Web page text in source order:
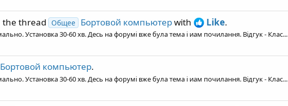
the thread Общее Бортовой компьютерwith Like.
Установка 30-60 хв. Десь на форумі вже була тема і иам почилання. Відгук - Клас...
Бортовой компьютер.
Установка 30-60 хв. Десь на форумі вже була тема і иам почилання. Відгук - Клас...